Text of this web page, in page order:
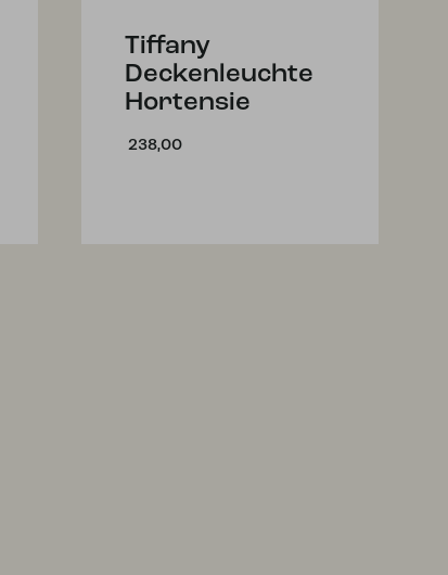
Tiffany
Deckenleuchte
Hortensie
238,00